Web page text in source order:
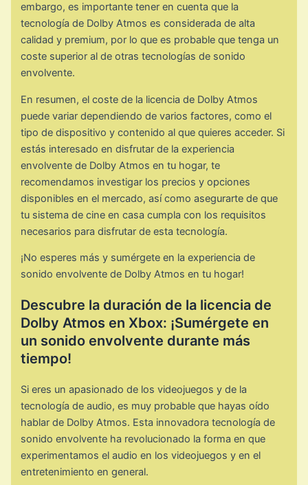
embargo, es importante tener en cuenta que la
tecnología de Dolby Atmos es considerada de alta
calidad y premium, por lo que es probable que tenga un
coste superior al de otras tecnologías de sonido
envolvente.
En resumen, el coste de la licencia de Dolby Atmos
puede variar dependiendo de varios factores, como el
tipo de dispositivo y contenido al que quieres acceder. Si
estás interesado en disfrutar de la experiencia
envolvente de Dolby Atmos en tu hogar, te
recomendamos investigar los precios y opciones
disponibles en el mercado, así como asegurarte de que
tu sistema de cine en casa cumpla con los requisitos
necesarios para disfrutar de esta tecnología.
¡No esperes más y sumérgete en la experiencia de
sonido envolvente de Dolby Atmos en tu hogar!
Descubre la duración de la licencia de
Dolby Atmos en Xbox: ¡Sumérgete en
un sonido envolvente durante más
tiempo!
Si eres un apasionado de los videojuegos y de la
tecnología de audio, es muy probable que hayas oído
hablar de Dolby Atmos. Esta innovadora tecnología de
sonido envolvente ha revolucionado la forma en que
experimentamos el audio en los videojuegos y en el
entretenimiento en general.